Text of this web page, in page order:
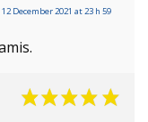
December 2021 at 23 h 59